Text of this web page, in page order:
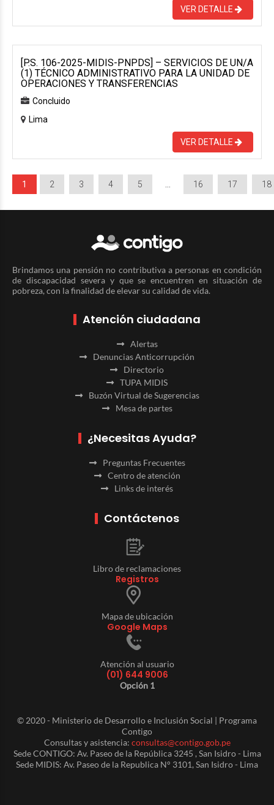
VER DETALLE
[P.S. 106-2025-MIDIS-PNPDS] – SERVICIOS DE UN/A
(1) TÉCNICO ADMINISTRATIVO PARA LA UNIDAD DE
OPERACIONES Y TRANSFERENCIAS
Concluido
Lima
VER DETALLE
1 2 3 4 5 16 17 18
Brindamos una pensión no contributiva a personas en condición
de discapacidad severa y que se encuentren en situación de
pobreza, con la finalidad de elevar su calidad de vida.
Atención ciudadana
Alertas
Denuncias Anticorrupción
Directorio
TUPA MIDIS
Buzón Virtual de Sugerencias
Mesa de partes
¿Necesitas Ayuda?
Preguntas Frecuentes
Centro de atención
Links de interés
Contáctenos
Libro de reclamaciones
Registros
Mapa de ubicación
Google Maps
Atención al usuario
(01) 644 9006
Opción 1
© 2020 - Ministerio de Desarrollo e Inclusión Social | Programa
Contigo
Consultas y asistencia: consultas@contigo.gob.pe
Sede CONTIGO: Av. Paseo de la República 3245 , San Isidro - Lima
Sede MIDIS: Av. Paseo de la Republica N° 3101, San Isidro - Lima